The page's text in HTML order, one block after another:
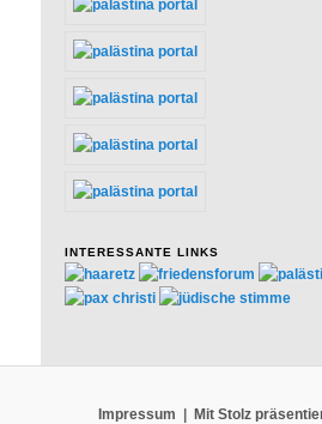
INTERESSANTE LINKS
Impressum Mit Stolz